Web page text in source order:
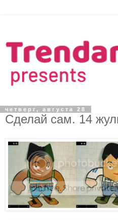
четверг, августа 28
Сделай сам. 14